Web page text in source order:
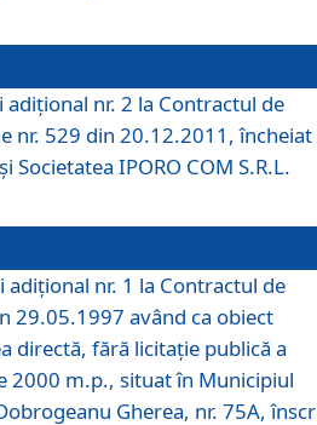
nr. 2 la Contractul de
nr. 529 din 20.12.2011, încheiat
IPORO COM S.R.L.
nr. 1 la Contractul de
29.05.1997 având ca obiect
directă, fără licitație publică a
2000 m.p., situat în Municipiul
Gherea, nr. 75A,